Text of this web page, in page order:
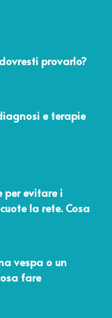
provarlo?
e terapie
per evitare i
la rete. Cosa
vespa o un
fare